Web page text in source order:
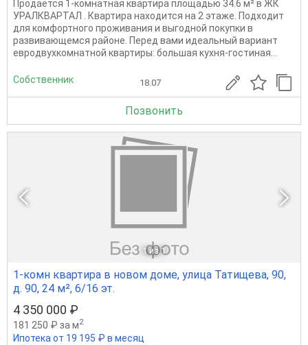
Продаётся 1-комнатная квартира площадью 34.6 м² в ЖК
УРАЛКВАРТАЛ . Квартира находится на 2 этаже. Подходит
для комфортного проживания и выгодной покупки в
развивающемся районе. Перед вами идеальный вариант
евродвухкомнатной квартиры: большая кухня-гостиная...
Собственник 18.07
Позвонить
1 из 1
1-комн квартира в новом доме, улица Татищева, 90,
д. 90, 24 м², 6/16 эт.
4 350 000 ₽
181 250 ₽ за м2
Ипотека от 19 195 ₽ в месяц